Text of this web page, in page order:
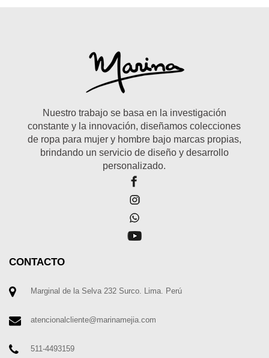
Nuestro trabajo se basa en la investigación
constante y la innovación, diseñamos colecciones
de ropa para mujer y hombre bajo marcas propias,
brindando un servicio de diseño y desarrollo
personalizado.
CONTACTO
Marginal de la Selva 232 Surco. Lima. Perú
atencionalcliente@marinamejia.com
511-4493159